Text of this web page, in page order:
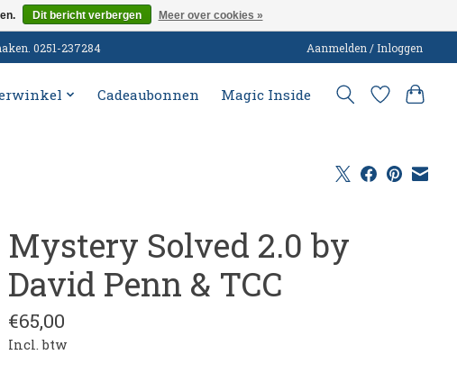
0251-237284 Aanmelden / Inloggen
Cadeaubonnen Magic Inside
Mystery Solved 2.0 by
David Penn & TCC
€65,00
Incl. btw
Dit bericht verbergen Meer over cookies »